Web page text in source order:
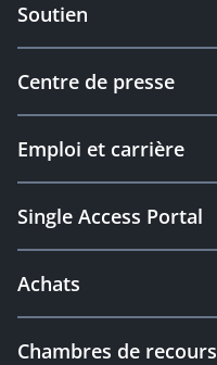
Soutien
Centre de presse
Emploi et carrière
Single Access Portal
Achats
Chambres de recours